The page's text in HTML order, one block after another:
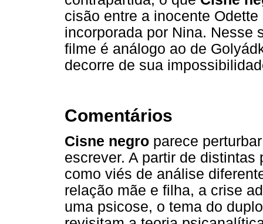
cisão entre a inocente
incorporada por Nina. Nesse
filme é análogo ao de
decorre de sua
Comentários
Cisne negro parece
escrever. A partir de
como viés de análise
relação mãe e filha, a crise
uma psicose, o tema do